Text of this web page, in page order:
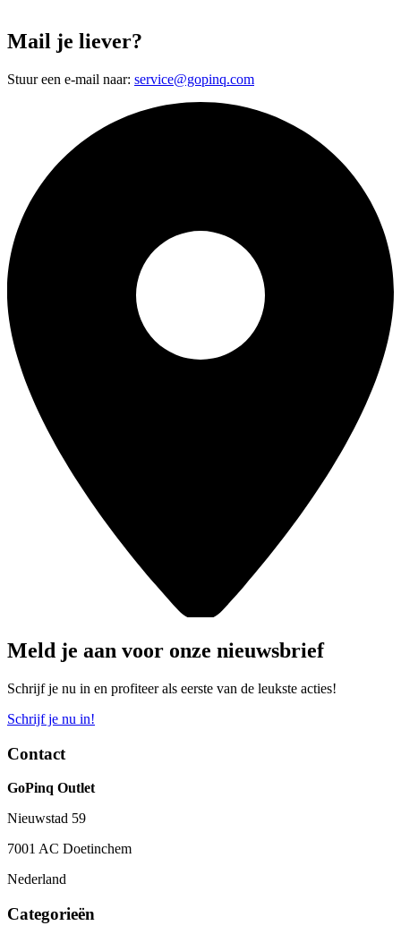
Mail je liever?
Stuur een e-mail naar: service@gopinq.com
Meld je aan voor onze nieuwsbrief
Schrijf je nu in en profiteer als eerste van de leukste acties!
Schrijf je nu in!
Contact
GoPinq Outlet
Nieuwstad 59
7001 AC Doetinchem
Nederland
Categorieën